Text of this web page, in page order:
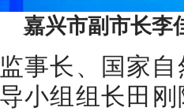
嘉兴市副市长李
事长、国家
小组组长田